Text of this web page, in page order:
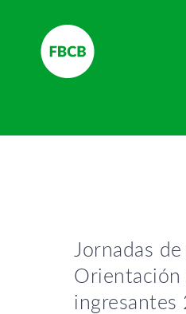
Jornadas
Orientación
ingresantes